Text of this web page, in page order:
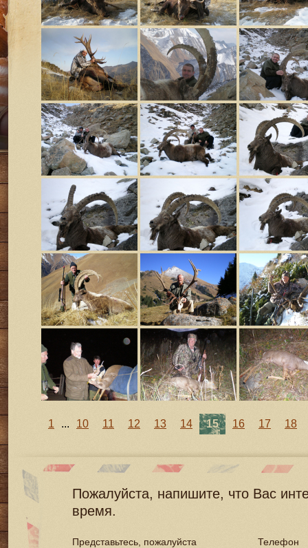
1 ... 10 11 12 13 14 15 16 17 18
Пожалуйста, напишите, что Вас
время.
Представьтесь, пожалуйста Телефон